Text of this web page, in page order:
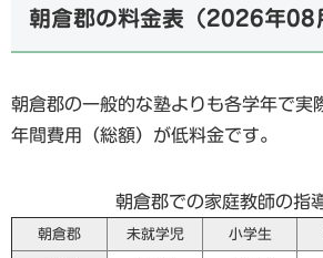
朝倉郡の料金表（2026年08
朝倉郡の一般的な塾よりも各学年で実
年間費用（総額）が低料金です。
朝倉郡での家庭教師の指
朝倉郡 未就学児 小学生